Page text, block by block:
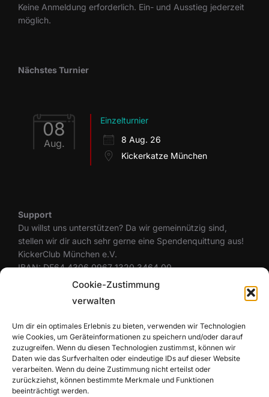
Cookie-Zustimmung
verwalten
Um dir ein optimales Erlebnis zu bieten, verwenden wir Technologien
wie Cookies, um Geräteinformationen zu speichern und/oder darauf
zuzugreifen. Wenn du diesen Technologien zustimmst, können wir
Daten wie das Surfverhalten oder eindeutige IDs auf dieser Website
verarbeiten. Wenn du deine Zustimmung nicht erteilst oder
zurückziehst, können bestimmte Merkmale und Funktionen
beeinträchtigt werden.
Keine Anmeldung erforderlich. Ein- und Ausstieg jederzeit
möglich.
Nächstes Turnier
08
Aug.
Einzelturnier
8 Aug. 26
Kickerkatze München
Support
Du willst uns unterstützen? Da wir gemeinnützig sind,
stellen wir dir auch sehr gerne eine Spendenquittung aus!
KickerClub München e.V.
IBAN: DE64 4306 0967 1320 3464 00
BIC: GENODEM1GLS
Rechtliches
Datenschutzerklärung
Cookie-Richtlinie (EU)
Haftungsausschluss
Impressum